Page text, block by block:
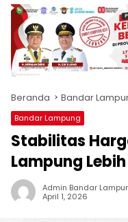
produk
antara
lain
mampu
menjadi
komunikasi
usaha
(beriklan),
fokus
pada
pemberitaan
nasional
maupun
Beranda Bandar
Bandar Lampung
Stabilitas
Lampung
Admin Bandar
April 1, 2026